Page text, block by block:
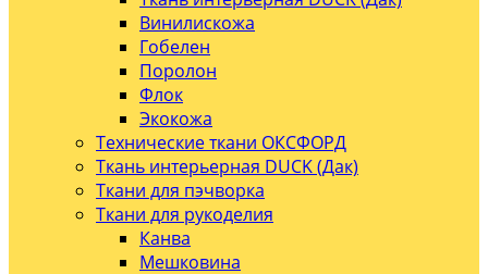
Винилискожа
Гобелен
Поролон
Флок
Экокожа
Технические ткани ОКСФОРД
Ткань интерьерная DUCK (Дак)
Ткани для пэчворка
Ткани для рукоделия
Канва
Мешковина